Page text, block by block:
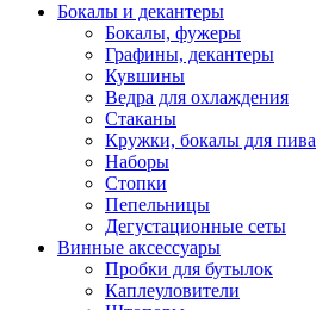
Бокалы и декантеры
Бокалы, фужеры
Графины, декантеры
Кувшины
Ведра для охлаждения
Стаканы
Кружки, бокалы для пива
Наборы
Стопки
Пепельницы
Дегустационные сеты
Винные аксессуары
Пробки для бутылок
Каплеуловители